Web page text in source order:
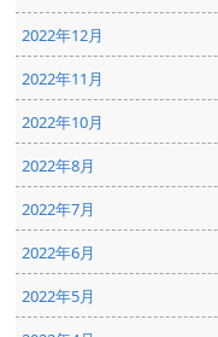
2022年12月
2022年11月
2022年10月
2022年8月
2022年7月
2022年6月
2022年5月